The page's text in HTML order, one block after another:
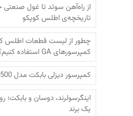
از راه‌آهن سوئد تا غول صنعتی
تاریخچه‌ی اطلس کوپکو
چطور از لیست قطعات اطلس
کمپرسورهای GA استفاده کنیم؟
کمپرسور دیزلی بابکت مدل PA 500
اینگرسولرند، دوسان و بابکت؛‌
یک برند